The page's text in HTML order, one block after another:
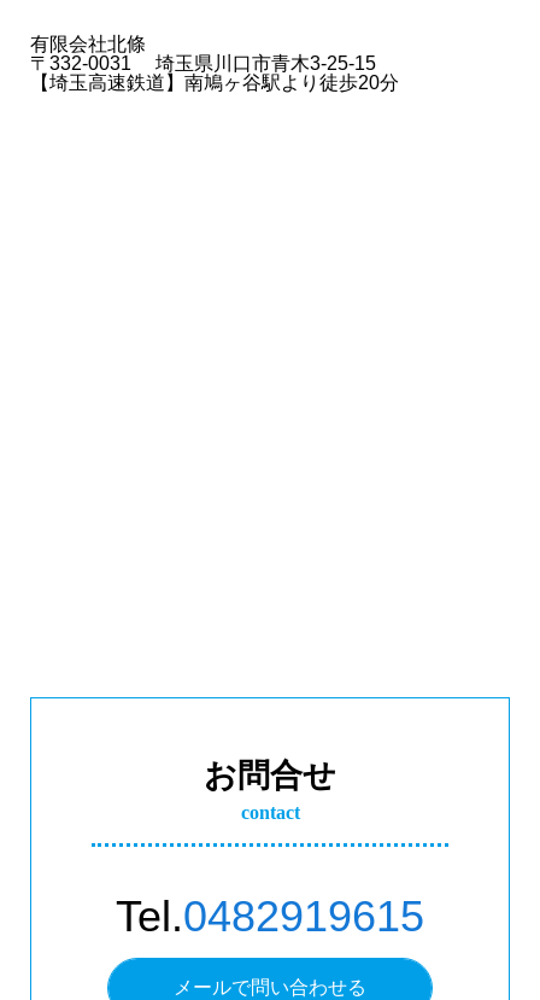
有限会社北條
〒332-0031 埼玉県川口市青木3-25-15
【埼玉高速鉄道】南鳩ヶ谷駅より徒歩20分
お問合せ
contact
Tel.0482919615
メールで問い合わせる